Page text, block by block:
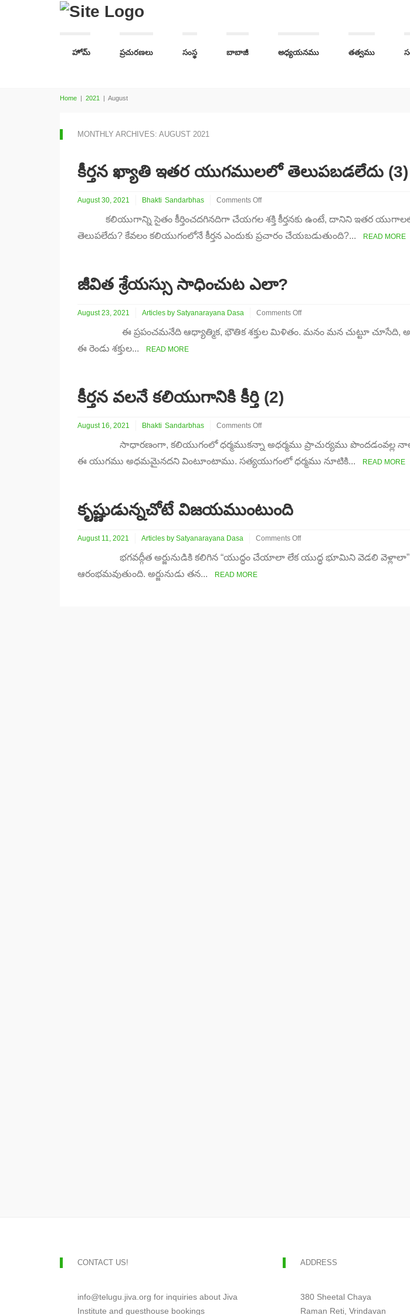
హోమ్ ప్రచురణలు సంస్థ బాబాజీ అధ్యయనము తత్వము
Home | 2021 | August
MONTHLY ARCHIVES: AUGUST 2021
కీర్తన ఖ్యాతి ఇతర యుగములలో తెలుపబడలేదు (3)
August 30, 2021 Bhakti Sandarbhas
Comments Off
కీర్తన
ఖ్యాతి
కలియుగాన్ని సైతం కీర్తించదగినదిగా చేయగల శక్తి కీర్తనకు ఉంటే, దానిని ఇతర యుగాలలో
తెలుపలేదు? కేవలం కలియుగంలోనే కీర్తన ఎందుకు ప్రచారం చేయబడుతుంది?...
READ MORE
జీవిత శ్రేయస్సు సాధించుట ఎలా?
August 23, 2021 Articles by Satyanarayana Dasa
Comments Off
జీవిత
ఈ ప్రపంచమనేది ఆధ్యాత్మిక, భౌతిక శక్తుల మిళితం. మనం మన చుట్టూ చూసేది,
ఈ రెండు శక్తుల...
READ MORE
కీర్తన వలనే కలియుగానికి కీర్తి (2)
August 16, 2021 Bhakti Sandarbhas
Comments Off
కీర్తన
వలనే
సాధారణంగా, కలియుగంలో ధర్మముకన్నా అధర్మము ప్రాచుర్యము పొందడంవల్ల
ఈ యుగము అధమమైనదని వింటూంటాము. సత్యయుగంలో ధర్మము నూటికి...
READ MORE
కృష్ణుడున్నచోటే విజయముంటుంది
August 11, 2021 Articles by Satyanarayana Dasa
Comments Off
కృష్ణుడున్నచోటే
భగవద్గీత అర్జునుడికి కలిగిన “యుద్ధం చేయాలా లేక యుద్ధ భూమిని వెడలి
ఆరంభమవుతుంది. అర్జునుడు తన...
READ MORE
CONTACT US!
info@telugu.jiva.org for inquiries about Jiva
Institute and guesthouse bookings
ADDRESS
380 Sheetal Chaya
Raman Reti, Vrindavan